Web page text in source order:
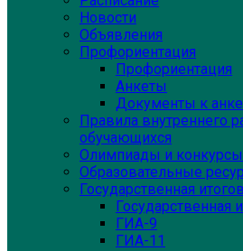
Новости
Объявления
Профориентация
Профориентация
Анкеты
Документы к
Правила внутреннего
обучающихся
Олимпиады и конкурсы
Образовательные
Государственная
Государственная
ГИА-9
ГИА-11